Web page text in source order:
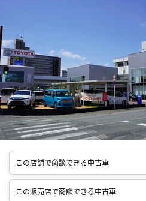
この店舗で商談できる中古車
この販売店で商談できる中古車